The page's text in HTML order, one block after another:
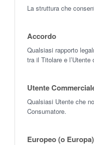
La struttura che
Accordo
Qualsiasi rapporto
tra il Titolare e
Utente
Qualsiasi Utente che
Consumatore.
Europeo (o Europa)